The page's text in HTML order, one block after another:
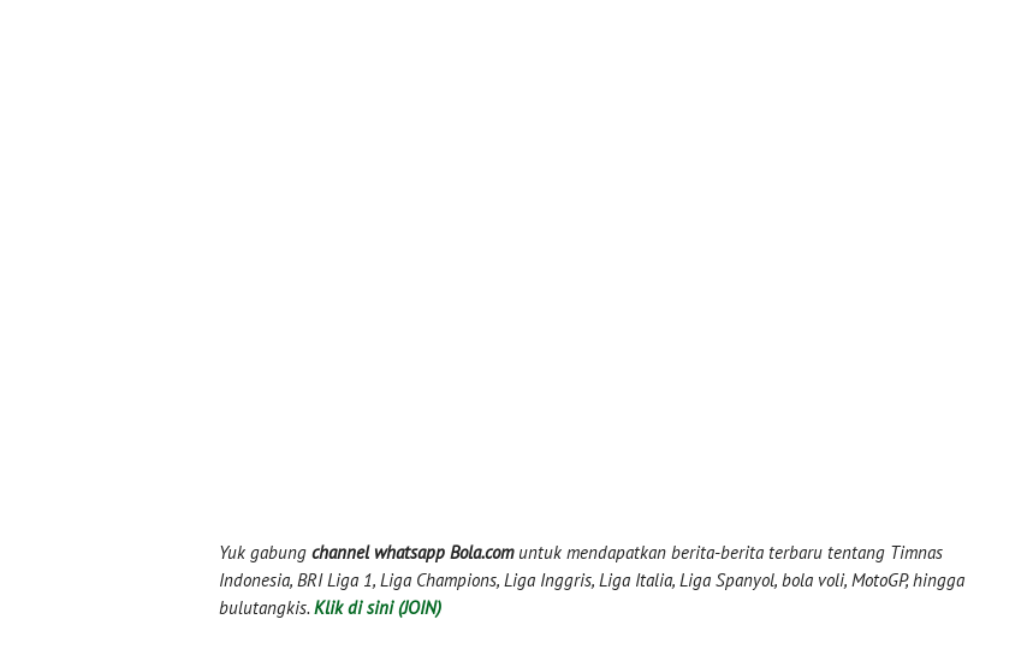
Yuk gabung channel whatsapp Bola.comuntuk mendapatkan berita-berita terbaru tentang Timnas
Indonesia, BRI Liga 1, Liga Champions, Liga Inggris, Liga Italia, Liga Spanyol, bola voli, MotoGP, hingga
bulutangkis. Klik di sini (JOIN)